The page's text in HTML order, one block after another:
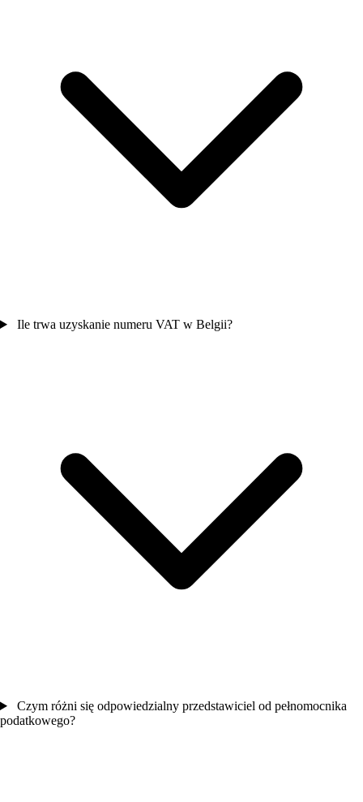
Ile trwa uzyskanie numeru VAT w Belgii?
Czym różni się odpowiedzialny przedstawiciel od pełnomocnika
podatkowego?